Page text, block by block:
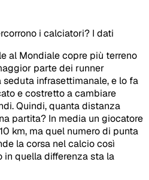
i calciatori? I dati
al Mondiale copre più terreno
parte dei runner
infrasettimanale, e lo fa
e costretto a cambiare
Quindi, quanta distanza
partita? In media un giocatore
km, ma quel numero di punta
la corsa nel calcio così
in quella differenza sta la